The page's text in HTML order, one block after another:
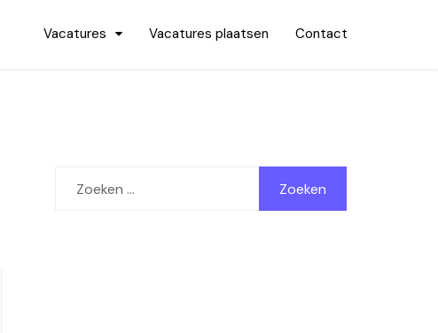
Vacatures Vacatures plaatsen Contact
naar: